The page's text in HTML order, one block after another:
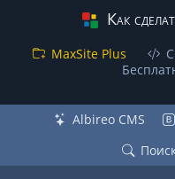
Как
MaxSite Plus
Albireo CMS